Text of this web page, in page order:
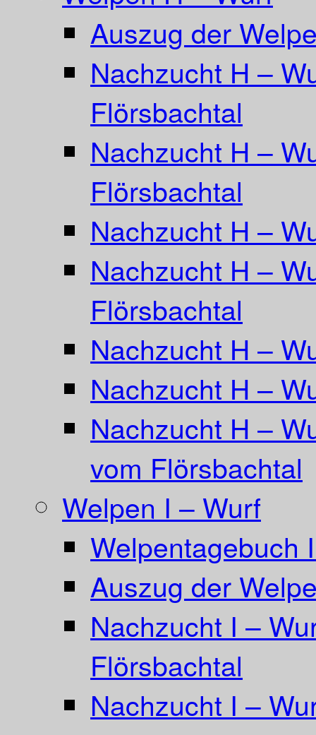
Auszug der
Nachzucht H –
Flörsbachtal
Nachzucht H –
Flörsbachtal
Nachzucht H –
Nachzucht H –
Flörsbachtal
Nachzucht H –
Nachzucht H –
Nachzucht H –
vom Flörsbachtal
Welpen I – Wurf
Welpentagebuch
Auszug der
Nachzucht I –
Flörsbachtal
Nachzucht I –